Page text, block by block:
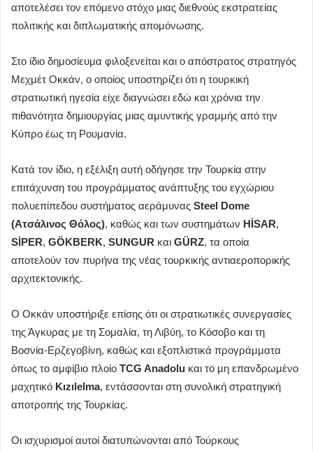
αποτελέσει τον επόμενο στόχο μιας διεθνούς εκστρατείας
πολιτικής και διπλωματικής απομόνωσης.
Στο ίδιο δημοσίευμα φιλοξενείται και ο απόστρατος στρατηγός
Μεχμέτ Οκκάν, ο οποίος υποστηρίζει ότι η τουρκική
στρατιωτική ηγεσία είχε διαγνώσει εδώ και χρόνια την
πιθανότητα δημιουργίας μιας αμυντικής γραμμής από την
Κύπρο έως τη Ρουμανία.
Κατά τον ίδιο, η εξέλιξη αυτή οδήγησε την Τουρκία στην
επιτάχυνση του προγράμματος ανάπτυξης του εγχώριου
πολυεπίπεδου συστήματος αεράμυνας Steel Dome
(Ατσάλινος Θόλος), καθώς και των συστημάτων HİSAR,
SİPER, GÖKBERK, SUNGUR και GÜRZ, τα οποία
αποτελούν τον πυρήνα της νέας τουρκικής αντιαεροπορικής
αρχιτεκτονικής.
Ο Οκκάν υποστήριξε επίσης ότι οι στρατιωτικές συνεργασίες
της Άγκυρας με τη Σομαλία, τη Λιβύη, το Κόσοβο και τη
Βοσνία-Ερζεγοβίνη, καθώς και εξοπλιστικά προγράμματα
όπως το αμφίβιο πλοίο TCG Anadolu και το μη επανδρωμένο
μαχητικό Kızılelma, εντάσσονται στη συνολική στρατηγική
αποτροπής της Τουρκίας.
Οι ισχυρισμοί αυτοί διατυπώνονται από Τούρκους